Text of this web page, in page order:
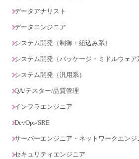
データアナリスト
データエンジニア
システム開発（制御・組込み系）
システム開発（パッケージ・ミドルウェア
システム開発（汎用系）
QA/テスター/品質管理
インフラエンジニア
DevOps/SRE
サーバーエンジニア・ネットワークエンジ
セキュリティエンジニア